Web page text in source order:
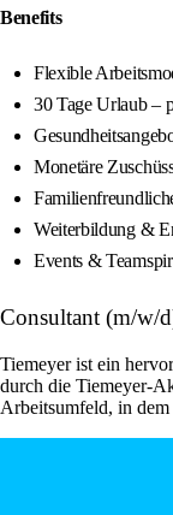
Benefits
Flexible
30 Tage Urlaub –
Monetäre
Weiterbildung &
Events &
Consultant (m/w/
Tiemeyer ist ein
durch die Tiemeyer-
Arbeitsumfeld, in dem